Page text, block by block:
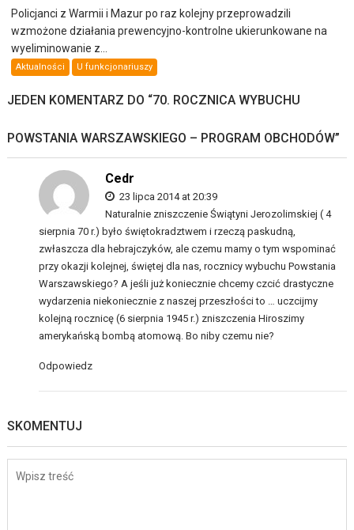
Policjanci z Warmii i Mazur po raz kolejny przeprowadzili
wzmożone działania prewencyjno-kontrolne ukierunkowane na
wyeliminowanie z...
Aktualności U funkcjonariuszy
JEDEN KOMENTARZ DO “70. ROCZNICA WYBUCHU
POWSTANIA WARSZAWSKIEGO – PROGRAM OBCHODÓW”
Cedr
23 lipca 2014 at 20:39
Naturalnie zniszczenie Świątyni Jerozolimskiej ( 4
sierpnia 70 r.) było świętokradztwem i rzeczą paskudną,
zwłaszcza dla hebrajczyków, ale czemu mamy o tym wspominać
przy okazji kolejnej, świętej dla nas, rocznicy wybuchu Powstania
Warszawskiego? A jeśli już koniecznie chcemy czcić drastyczne
wydarzenia niekoniecznie z naszej przeszłości to … uczcijmy
kolejną rocznicę (6 sierpnia 1945 r.) zniszczenia Hiroszimy
amerykańską bombą atomową. Bo niby czemu nie?
Odpowiedz
SKOMENTUJ